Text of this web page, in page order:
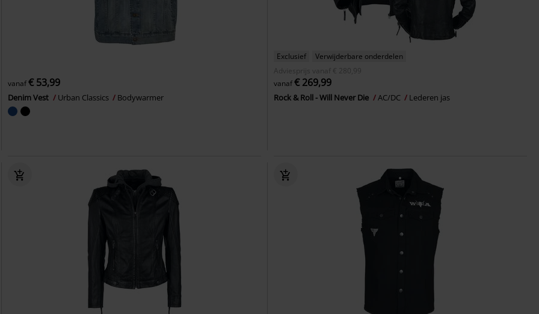
vanaf€ 53,99
Denim Vest Urban Classics Bodywarmer
Exclusief
Verwijderbare onderdelen
Adviesprijs
vanaf € 280,99
vanaf€ 269,99
Rock & Roll - Will Never Die AC/DC Lederen jas